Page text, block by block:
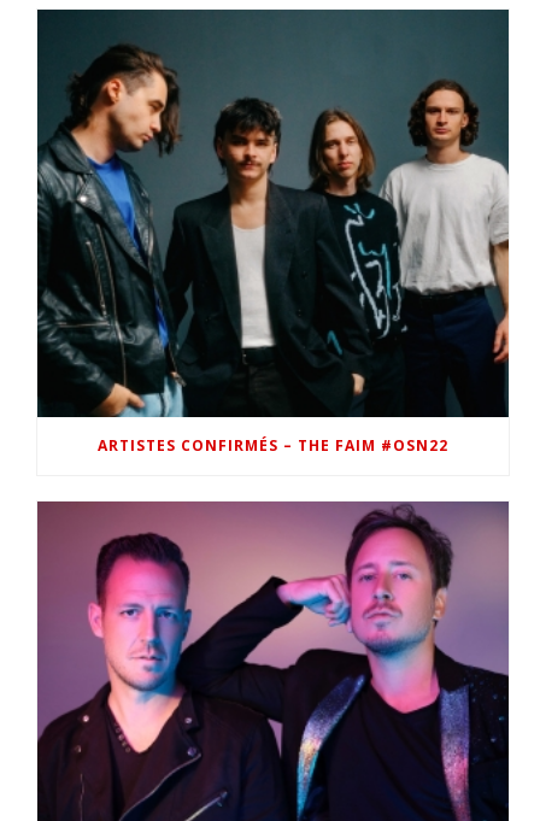
ARTISTES CONFIRMÉS – THE FAIM #OSN22